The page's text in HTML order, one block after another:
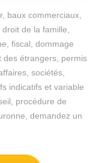
baux commerciaux,
de la famille,
fiscal, dommage
des étrangers, permis
sociétés,
indicatifs et variable
procédure de
demandez un